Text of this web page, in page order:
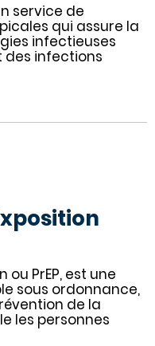
service de
qui assure la
infectieuses
des infections
PrEP, est une
sous ordonnance,
de la
les personnes